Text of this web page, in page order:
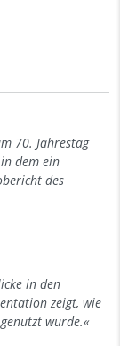
70. Jahrestag
dem ein
des
in den
zeigt, wie
wurde.«